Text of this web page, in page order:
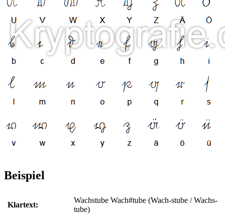
Beispiel
Klartext:
Wachstube Wach#tube (Wach-stube / Wachs-
tube)